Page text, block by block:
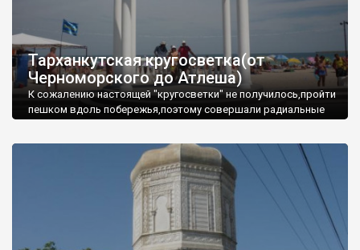
Тарханкутская кругосветка(от
Черноморского до Атлеша)
К сожалению настоящей "кругосветки" не получилось,пройти
пешком вдоль побережья,поэтому совершали радиальные